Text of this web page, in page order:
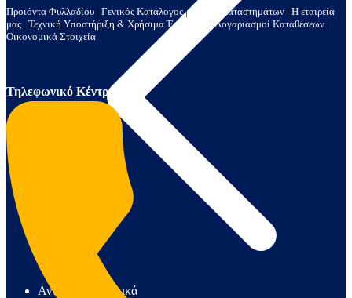
Αντλίες & Πιεστικά
Προϊόντα Φυλλαδίου | Γενικός Κατάλογος|Δίκτυο Καταστημάτων | Η εταιρεία
μας | Τεχνική Υποστήριξη & Χρήσιμα Έγγραφα | Λογαριασμοί Καταθέσεων |
Οικονομικά Στοιχεία
Τηλεφωνικό Κέντρο